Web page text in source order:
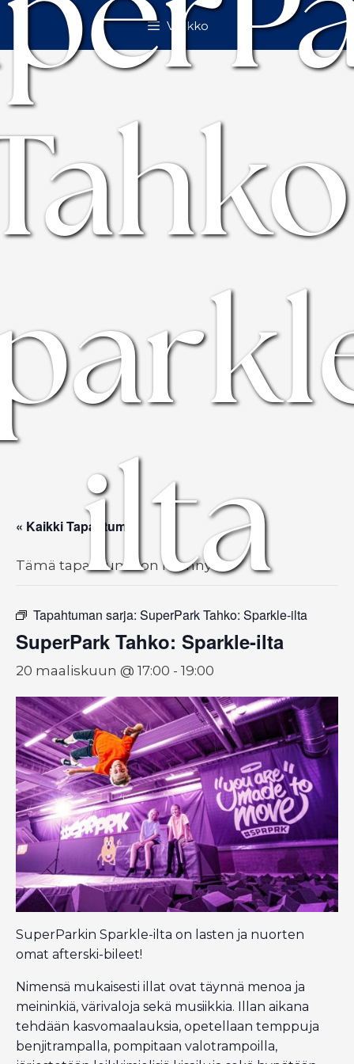
Valikko
ilta
« Kaikki Tapahtumat
Tämä tapahtuma on mennyt.
Tapahtuman sarja: SuperPark Tahko: Sparkle-ilta
SuperPark Tahko: Sparkle-ilta
20 maaliskuun @ 17:00 - 19:00
SuperParkin Sparkle-ilta on lasten ja nuorten
omat afterski-bileet!
Nimensä mukaisesti illat ovat täynnä menoa ja
meininkiä, värivaloja sekä musiikkia. Illan aikana
tehdään kasvomaalauksia, opetellaan temppuja
benjitrampalla, pompitaan valotrampoilla,